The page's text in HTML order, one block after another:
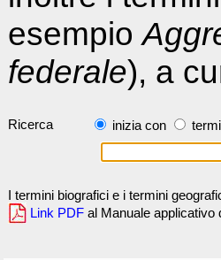
esempio
federale), a
Ricerca inizia con
I termini biografici e i termini
Link PDF al Manuale applicativo